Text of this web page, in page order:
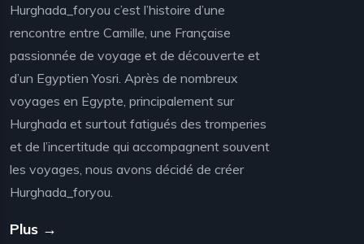
Hurghada_foryou c’est l’histoire d’une
rencontre entre Camille, une Française
passionnée de voyage et de découverte et
d’un Egyptien Yosri. Après de nombreux
voyages en Egypte, principalement sur
Hurghada et surtout fatigués des tromperies
et de l’incertitude qui accompagnent souvent
les voyages, nous avons décidé de créer
Hurghada_foryou.
Plus →